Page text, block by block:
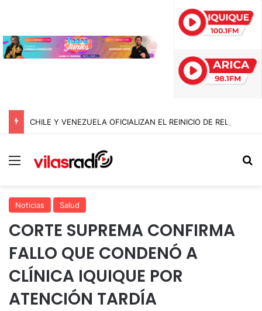
Menú
Noticias Salud
CORTE SUPREMA CONFIRMA
FALLO QUE CONDENÓ A
CLÍNICA IQUIQUE POR
ATENCIÓN TARDÍA